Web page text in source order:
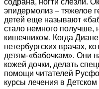
содрана, ногти слезли.
эпидермолиз – тяжелое
детей еще называют
стало немного получше,
кишечником. Когда
петербургских врачах,
детям-«бабочкам». Они
кожей дочки, делать
помощи читателей
курсы лечения в